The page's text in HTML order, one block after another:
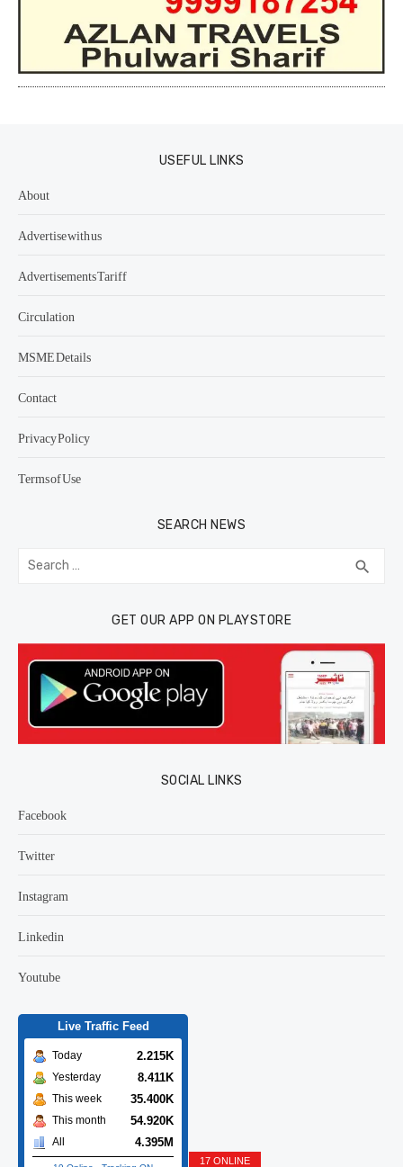
USEFUL LINKS
About
Advertise with us
Advertisements Tariff
Circulation
MSME Details
Contact
Privacy Policy
Terms of Use
SEARCH NEWS
Search
for: search
GET OUR APP ON PLAYSTORE
SOCIAL LINKS
Facebook
Twitter
Instagram
Linkedin
Youtube
Live Traffic Feed
Today 2.215K
Yesterday 8.411K
This week 35.400K
This month 54.920K
All 4.395M
17 ONLINE